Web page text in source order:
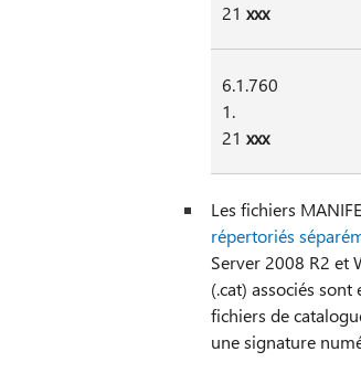
21 xxx
6.1.760
1.
21 xxx
Les fichiers
répertoriés
Server 2008 R2 et
(.cat) associés
fichiers de
une signature